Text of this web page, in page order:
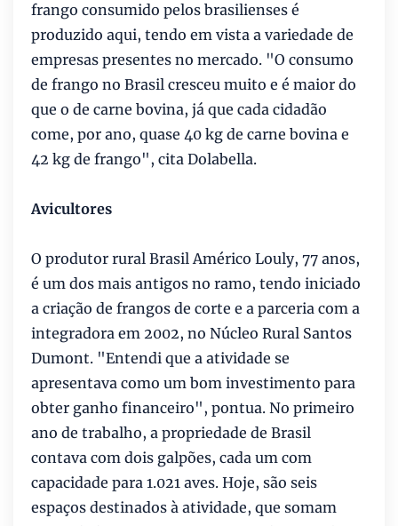
frango consumido pelos brasilienses é
produzido aqui, tendo em vista a variedade de
empresas presentes no mercado. "O consumo
de frango no Brasil cresceu muito e é maior do
que o de carne bovina, já que cada cidadão
come, por ano, quase 40 kg de carne bovina e
42 kg de frango", cita Dolabella.
Avicultores
O produtor rural Brasil Américo Louly, 77 anos,
é um dos mais antigos no ramo, tendo iniciado
a criação de frangos de corte e a parceria com a
integradora em 2002, no Núcleo Rural Santos
Dumont. "Entendi que a atividade se
apresentava como um bom investimento para
obter ganho financeiro", pontua. No primeiro
ano de trabalho, a propriedade de Brasil
contava com dois galpões, cada um com
capacidade para 1.021 aves. Hoje, são seis
espaços destinados à atividade, que somam